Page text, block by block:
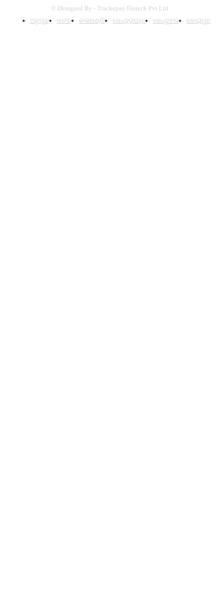
© Designed By - Trackepay Fintech Pvt Ltd.
ଅନୁଗୁଳ
କଟକ କଳାହାଣ୍ଡି କେନ୍ଦ୍ରାପଡ଼ା କେନ୍ଦୁଝର କୋରାପୁଟ